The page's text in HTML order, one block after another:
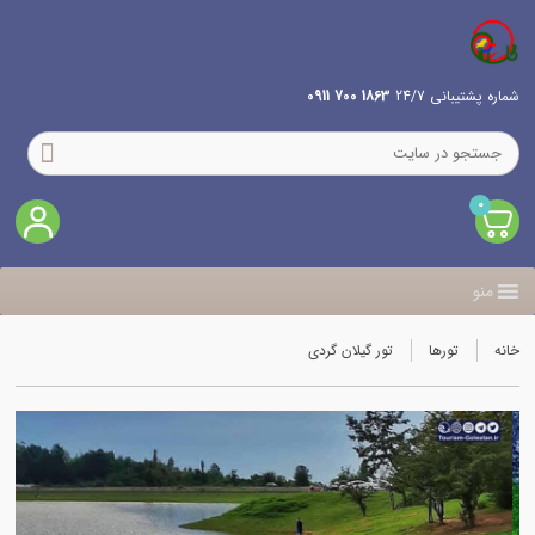
شماره پشتیبانی 24/7 1863 700 0911
0
منو
خانه تورها تور گیلان گردی